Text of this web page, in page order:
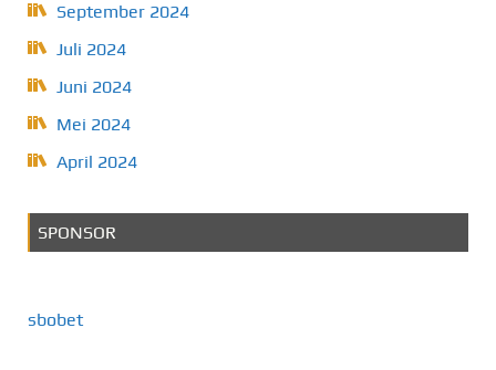
September 2024
Juli 2024
Juni 2024
Mei 2024
April 2024
SPONSOR
sbobet